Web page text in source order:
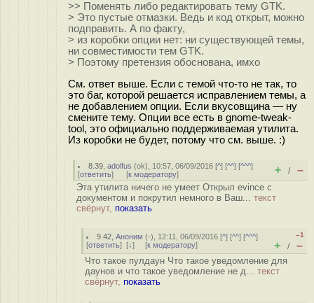
>> Поменять либо редактировать тему GTK.
> Это пустые отмазки. Ведь и код открыт, можно
подправить. А по факту,
> из коробки опции нет: ни cуществующей темы,
ни совместимости тем GTK.
> Поэтому претензия обоснована, имхо
См. ответ выше. Если с темой что-то не так, то
это баг, которой решается исправлением темы, а
не добавлением опции. Если вкусовщина — ну
смените тему. Опции все есть в gnome-tweak-
tool, это официально поддерживаемая утилита.
Из коробки не будет, потому что см. выше. :)
8.39 ,adolfus (ok), 10:57, 06/09/2016 [^] [^^] [^^^]
[ответить] [к модератору] + / –
Эта утилита ничего не умеет Открыл evince с
документом и покрутил немного в Ваш... текст
свёрнут, показать
9.42 ,Аноним (-), 12:11, 06/09/2016 [^] [^^] [^^^]
[ответить] [↓] [к модератору]
–1
+ / –
Что такое пулдаун Что такое уведомление для
даунов и что такое уведомление не д... текст
свёрнут, показать